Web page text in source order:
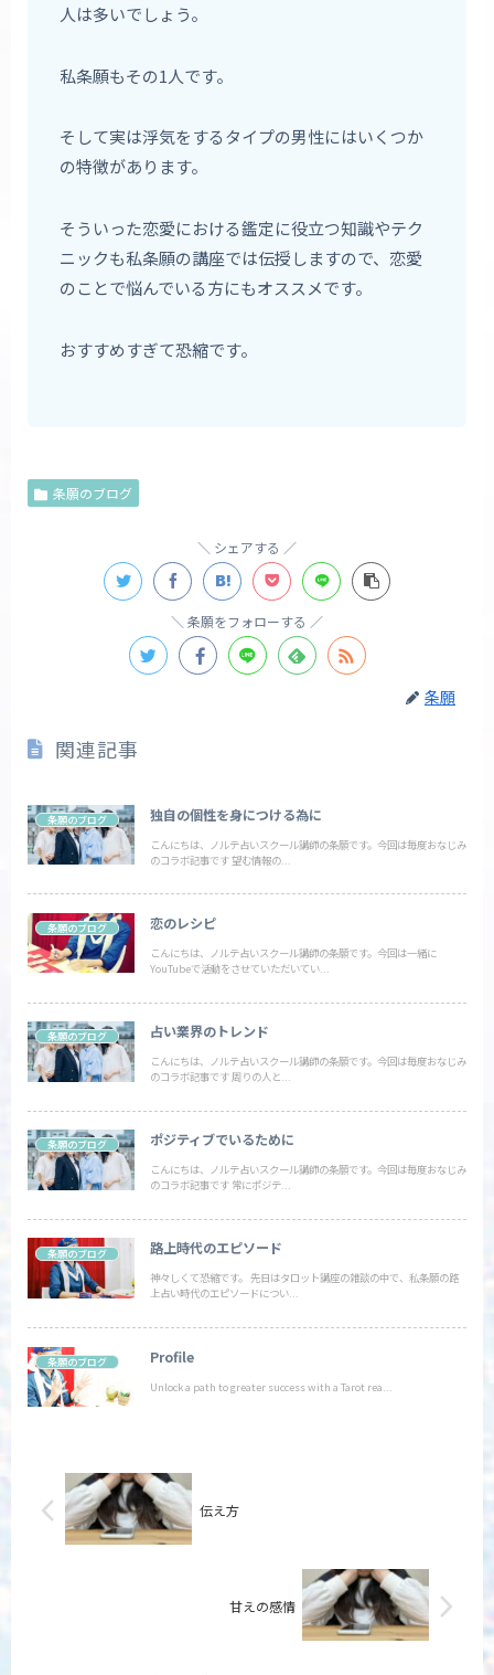
人は多いでしょう。
私条願もその1人です。
そして実は浮気をするタイプの男性にはいくつか
の特徴があります。
そういった恋愛における鑑定に役立つ知識やテク
ニックも私条願の講座では伝授しますので、恋愛
のことで悩んでいる方にもオススメです。
おすすめすぎて恐縮です。
条願のブログ
シェアする
条願をフォローする
条願
関連記事
条願のブログ 独自の個性を身につける為に
こんにちは、ノルテ占いスクール講師の条願です。今回は毎度おなじみ
のコラボ記事です 望む情報の...
条願のブログ 恋のレシピ
こんにちは、ノルテ占いスクール講師の条願です。今回は一緒に
YouTubeで活動をさせていただいてい...
条願のブログ 占い業界のトレンド
こんにちは、ノルテ占いスクール講師の条願です。今回は毎度おなじみ
のコラボ記事です 周りの人と...
条願のブログ ポジティブでいるために
こんにちは、ノルテ占いスクール講師の条願です。今回は毎度おなじみ
のコラボ記事です 常にポジテ...
条願のブログ 路上時代のエピソード
神々しくて恐縮です。 先日はタロット講座の雑談の中で、私条願の路
上占い時代のエピソードについ...
条願のブログ Profile
Unlock a path to greater success with a Tarot rea...
伝え方
甘えの感情